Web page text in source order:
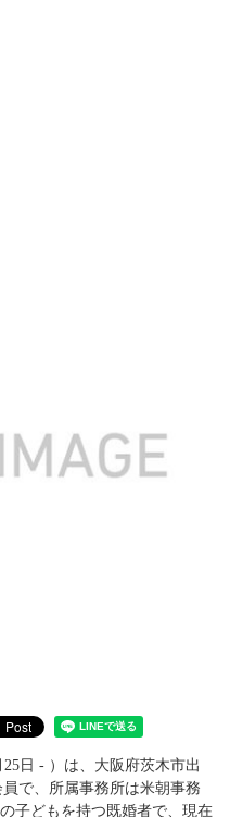
日 - ）は、大阪府茨木市出
で、所属事務所は米朝事務
子どもを持つ既婚者で、現在